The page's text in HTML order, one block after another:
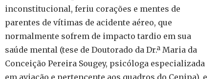
inconstitucional, feriu corações e mentes de
parentes de vítimas de acidente aéreo, que
normalmente sofrem de impacto tardio em sua
saúde mental (tese de Doutorado da Dr.ª Maria da
Conceição Pereira Sougey, psicóloga especializada